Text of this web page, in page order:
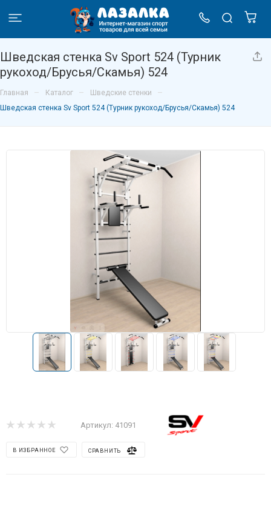
Шведская стенка Sv Sport 524 (Турник
рукоход/Брусья/Скамья) 524
Главная – Каталог – Шведские стенки –
Шведская стенка Sv Sport 524 (Турник рукоход/Брусья/Скамья) 524
Артикул: 41091
В ИЗБРАННОЕ СРАВНИТЬ